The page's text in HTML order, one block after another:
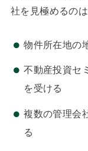
社を見極めるの
物件所在地の
不動産投資セ
を受ける
複数の管理会
る